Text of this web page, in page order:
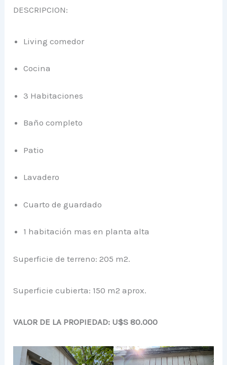
DESCRIPCION:
Living comedor
Cocina
3 Habitaciones
Baño completo
Patio
Lavadero
Cuarto de guardado
1 habitación mas en planta alta
Superficie de terreno: 205 m2.
Superficie cubierta: 150 m2 aprox.
VALOR DE LA PROPIEDAD: U$S 80.000